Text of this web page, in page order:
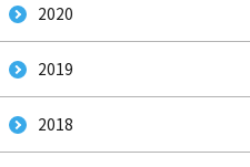
まえ
2020
2019
2018